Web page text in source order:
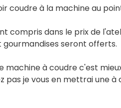
coudre à la machine au
compris dans le prix de
seront offerts.
machine à coudre c'est
pas je vous en mettrai une à